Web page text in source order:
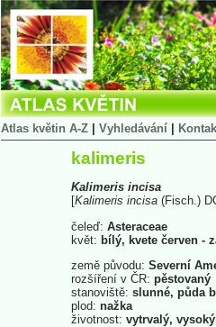
Atlas květin A-Z Vyhledávání
kalimeris
Kalimeris incisa
[Kalimeris incisa (Fisch.)
čeleď: Asteraceae
květ: bílý, kvete červen -
země původu: Severní
rozšíření v ČR: pěstovaný
stanoviště: slunné, půda
plod: nažka
životnost: vytrvalý,